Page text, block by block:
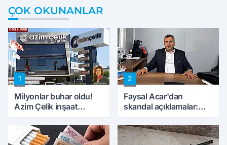
ÇOK OKUNANLAR
1
Milyonlar buhar oldu!
Azim Çelik inşaat
konuştu
2
Faysal Acar'dan
skandal açıklamalar:
peynircilerimizi de
kıskaca aldı, müdahale